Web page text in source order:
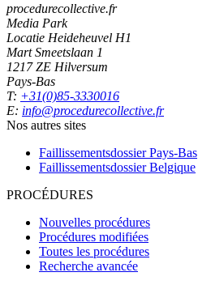
procedurecollective.fr
Media Park
Locatie Heideheuvel H1
Mart Smeetslaan 1
1217 ZE Hilversum
Pays-Bas
T: +31(0)85-3330016
E: info@procedurecollective.fr
Nos autres sites
Faillissementsdossier Pays-Bas
Faillissementsdossier Belgique
PROCÉDURES
Nouvelles procédures
Procédures modifiées
Toutes les procédures
Recherche avancée